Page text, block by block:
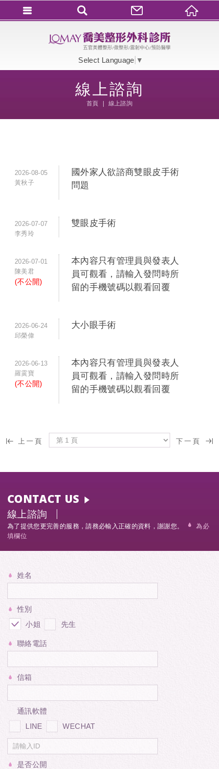
Select Language ▼
線上諮詢
首頁 線上諮詢
2026-08-05
黃秋子
國外家人欲諮商雙眼皮手術
問題
2026-07-07
李秀玲
雙眼皮手術
2026-07-01
陳美君
(不公開)
本內容只有管理員與發表人
員可觀看，請輸入發問時所
留的手機號碼以觀看回覆
2026-06-24
邱榮偉
大小眼手術
2026-06-13
羅霙寶
(不公開)
本內容只有管理員與發表人
員可觀看，請輸入發問時所
留的手機號碼以觀看回覆
上一頁 下一頁
CONTACT US
線上諮詢
為了提供您更完善的服務，請務必輸入正確的資料，謝謝您。
為必
填欄位
姓名
性別
小姐
先生
聯絡電話
信箱
通訊軟體
LINE
WECHAT
是否公開
會員登入(燈箱)
加入會員
忘記密碼
密碼修改
會員登出
填寫匯款通知